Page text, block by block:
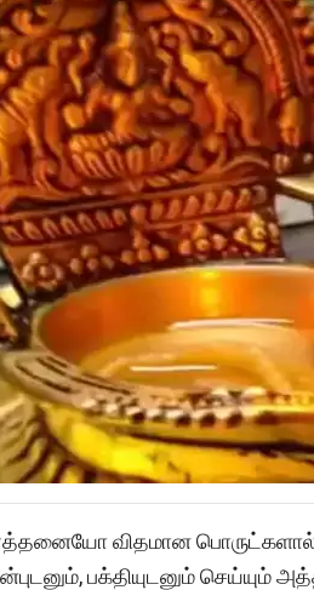
விதமான
பக்தியுடனும்